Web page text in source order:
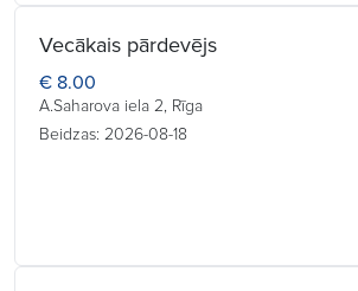
Vecākais pārdevējs
€ 8.00
A.Saharova iela 2, Rīga
Beidzas: 2026-08-18